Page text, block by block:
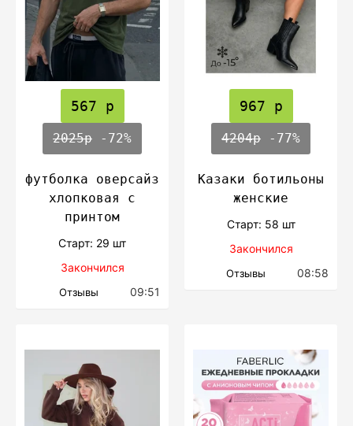
567 р
2025р -72%
футболка оверсайз
хлопковая с
принтом
Cтарт: 29 шт
Закончился
Отзывы 09:51
967 р
4204р -77%
Казаки ботильоны
женские
Cтарт: 58 шт
Закончился
Отзывы 08:58